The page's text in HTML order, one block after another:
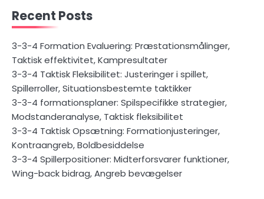
Recent Posts
3-3-4 Formation Evaluering: Præstationsmålinger,
Taktisk effektivitet, Kampresultater
3-3-4 Taktisk Fleksibilitet: Justeringer i spillet,
Spillerroller, Situationsbestemte taktikker
3-3-4 formationsplaner: Spilspecifikke strategier,
Modstanderanalyse, Taktisk fleksibilitet
3-3-4 Taktisk Opsætning: Formationjusteringer,
Kontraangreb, Boldbesiddelse
3-3-4 Spillerpositioner: Midterforsvarer funktioner,
Wing-back bidrag, Angreb bevægelser